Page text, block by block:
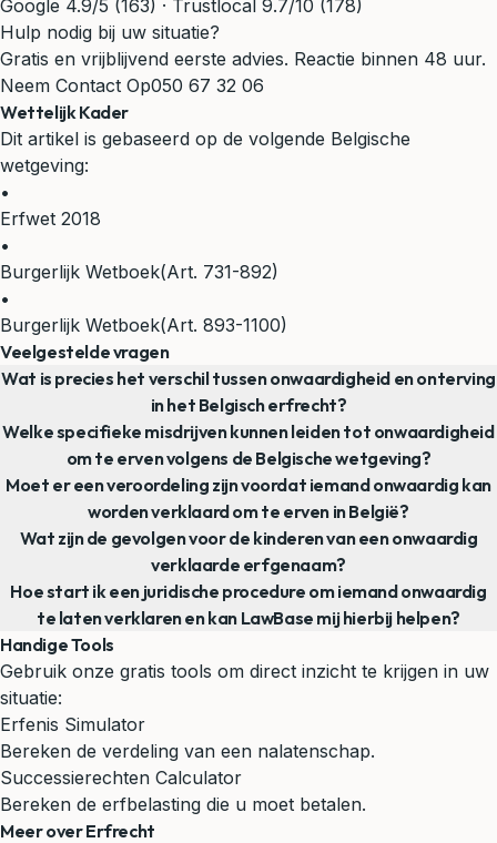
Google 4.9/5 (163) · Trustlocal 9.7/10 (178)
Hulp nodig bij uw situatie?
Gratis en vrijblijvend eerste advies. Reactie binnen 48 uur.
Neem Contact Op050 67 32 06
Wettelijk Kader
Dit artikel is gebaseerd op de volgende Belgische
wetgeving:
•
Erfwet 2018
•
Burgerlijk Wetboek(Art. 731-892)
•
Burgerlijk Wetboek(Art. 893-1100)
Veelgestelde vragen
Wat is precies het verschil tussen onwaardigheid en onterving
in het Belgisch erfrecht?
Welke specifieke misdrijven kunnen leiden tot onwaardigheid
om te erven volgens de Belgische wetgeving?
Moet er een veroordeling zijn voordat iemand onwaardig kan
worden verklaard om te erven in België?
Wat zijn de gevolgen voor de kinderen van een onwaardig
verklaarde erfgenaam?
Hoe start ik een juridische procedure om iemand onwaardig
te laten verklaren en kan LawBase mij hierbij helpen?
Handige Tools
Gebruik onze gratis tools om direct inzicht te krijgen in uw
situatie:
Erfenis Simulator
Bereken de verdeling van een nalatenschap.
Successierechten Calculator
Bereken de erfbelasting die u moet betalen.
Meer over Erfrecht